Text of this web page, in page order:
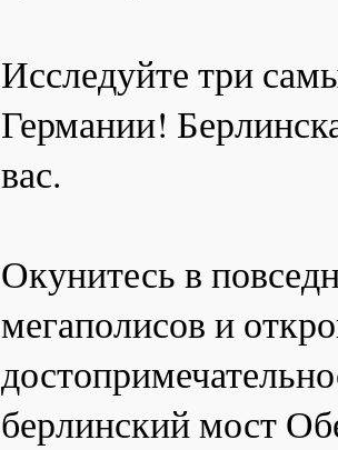
Исследуйте три
Германии!
вас.
Окунитесь в
мегаполисов и
берлинский мост